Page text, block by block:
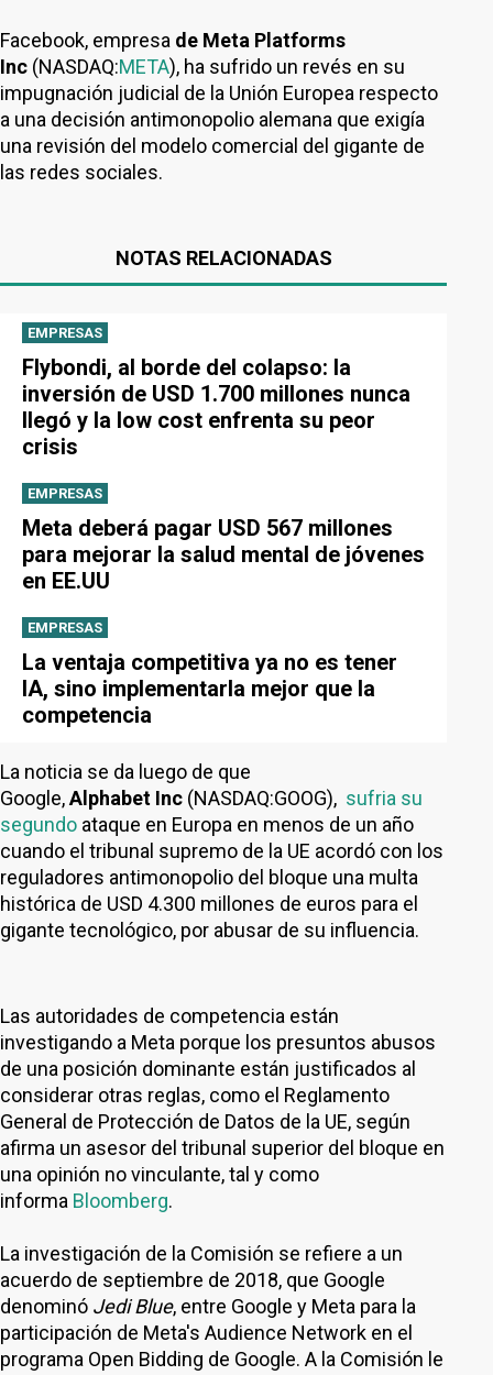
Facebook, empresa de Meta Platforms
Inc (NASDAQ:META), ha sufrido un revés en su
impugnación judicial de la Unión Europea respecto
a una decisión antimonopolio alemana que exigía
una revisión del modelo comercial del gigante de
las redes sociales.
NOTAS RELACIONADAS
EMPRESAS
Flybondi, al borde del colapso: la
inversión de USD 1.700 millones nunca
llegó y la low cost enfrenta su peor
crisis
EMPRESAS
Meta deberá pagar USD 567 millones
para mejorar la salud mental de jóvenes
en EE.UU
EMPRESAS
La ventaja competitiva ya no es tener
IA, sino implementarla mejor que la
competencia
La noticia se da luego de que
Google,Alphabet Inc (NASDAQ:GOOG), sufria su
segundo ataque en Europa en menos de un año
cuando el tribunal supremo de la UE acordó con los
reguladores antimonopolio del bloque una multa
histórica de USD 4.300 millones de euros para el
gigante tecnológico, por abusar de su influencia.
Las autoridades de competencia están
investigando a Meta porque los presuntos abusos
de una posición dominante están justificados al
considerar otras reglas, como el Reglamento
General de Protección de Datos de la UE, según
afirma un asesor del tribunal superior del bloque en
una opinión no vinculante, tal y como
informa Bloomberg.
La investigación de la Comisión se refiere a un
acuerdo de septiembre de 2018, que Google
denominó Jedi Blue, entre Google y Meta para la
participación de Meta's Audience Network en el
programa Open Bidding de Google. A la Comisión le